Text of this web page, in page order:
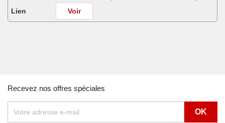
Lien
Voir
CARBURATEUR (PIECES CONSTITUTIVES)
Lien
Voir
Recevez nos offres spéciales